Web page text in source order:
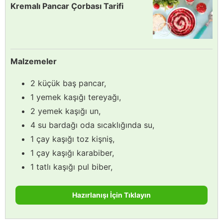
Kremalı Pancar Çorbası Tarifi
Malzemeler
2 küçük baş pancar,
1 yemek kaşığı tereyağı,
2 yemek kaşığı un,
4 su bardağı oda sıcaklığında su,
1 çay kaşığı toz kişniş,
1 çay kaşığı karabiber,
1 tatlı kaşığı pul biber,
Hazırlanışı İçin Tıklayın